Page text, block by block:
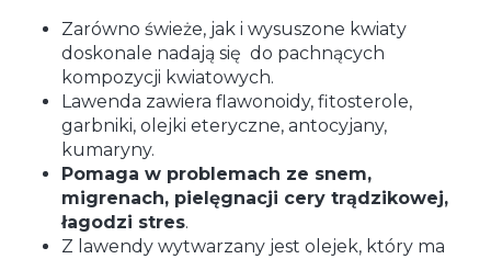
Zarówno świeże, jak i wysuszone kwiaty
doskonale nadają się do pachnących
kompozycji kwiatowych.
Lawenda zawiera flawonoidy, fitosterole,
garbniki, olejki eteryczne, antocyjany,
kumaryny.
Pomaga w problemach ze snem,
migrenach, pielęgnacji cery trądzikowej,
łagodzi stres.
Z lawendy wytwarzany jest olejek, który ma